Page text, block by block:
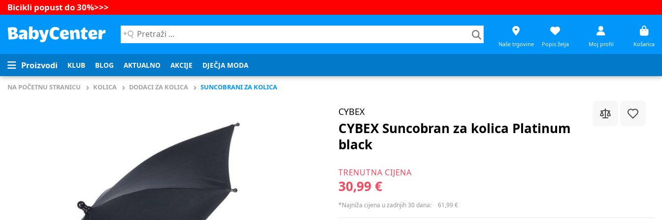
Bicikli popust do 30%>>>
Pretraži
...
Naše trgovine Popis želja Moj profil Košarica
Proizvodi KLUB BLOG AKTUALNO AKCIJE DJEČJA MODA
NA POČETNU STRANICU KOLICA DODACI ZA KOLICA SUNCOBRANI ZA KOLICA
CYBEX
CYBEX Suncobran za kolica Platinum
black
TRENUTNA CIJENA
30,99 €
*Najniža cijena u zadnjih 30 dana: 61,99 €